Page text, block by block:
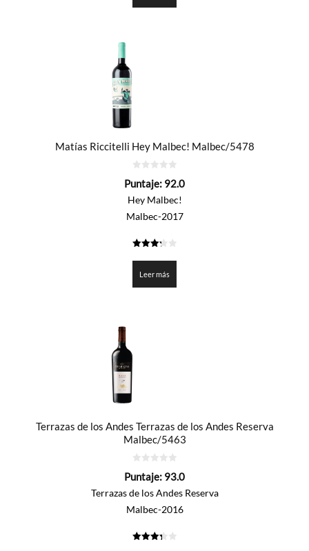
Matías Riccitelli Hey Malbec! Malbec/5478
de
Puntaje: 92.0
Hey Malbec!
Malbec-2017
de 5
Leer más
Terrazas de los Andes Terrazas de los Andes Reserva
Malbec/5463
de
Puntaje: 93.0
Terrazas de los Andes Reserva
Malbec-2016